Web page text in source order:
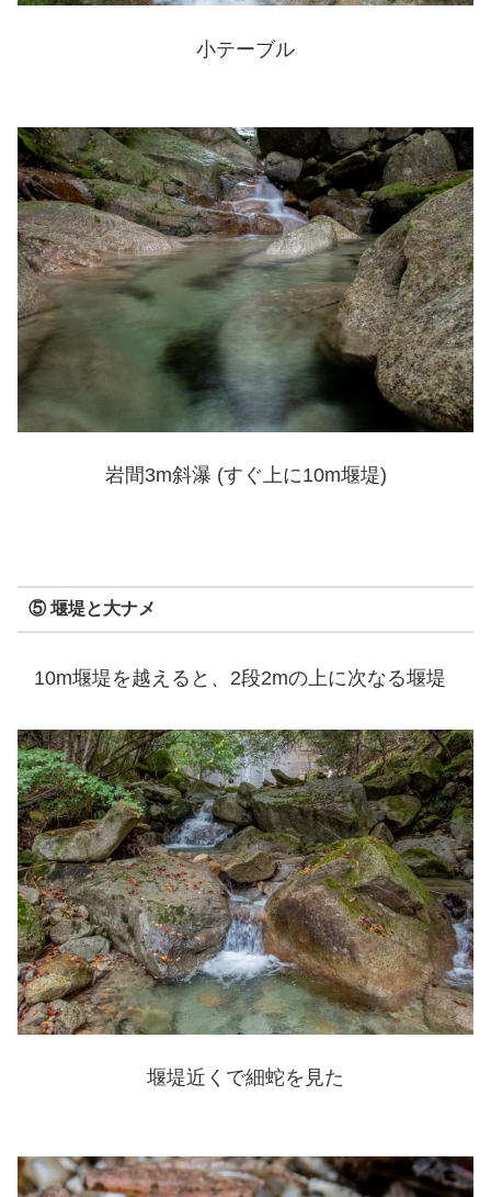
小テーブル
岩間3m斜瀑 (すぐ上に10m堰堤)
⑤ 堰堤と大ナメ
10m堰堤を越えると、2段2mの上に次なる堰堤
堰堤近くで細蛇を見た